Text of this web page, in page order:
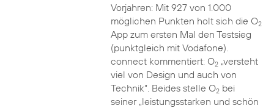
Vorjahren: Mit 927 von 1.000
möglichen Punkten holt sich die O2
App zum ersten Mal den Testsieg
(punktgleich mit Vodafone).
connect kommentiert: O2„versteht
viel von Design und auch von
Technik“. Beides stelle O2bei
seiner „leistungsstarken und schön